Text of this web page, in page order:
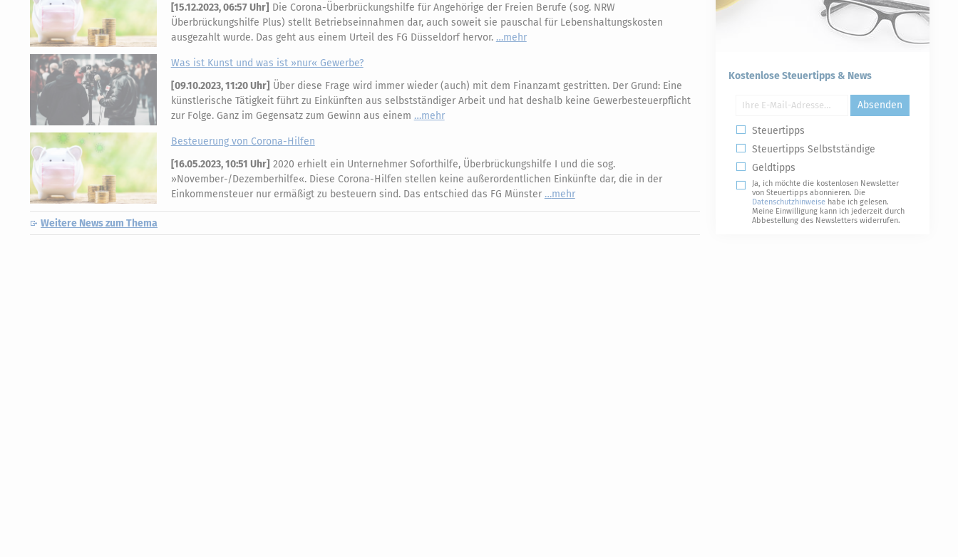
[15.12.2023, 06:57 Uhr] Die Corona-Überbrückungshilfe für Angehörige der Freien Berufe (sog. NRW
Überbrückungshilfe Plus) stellt Betriebseinnahmen dar, auch soweit sie pauschal für Lebenshaltungskosten
ausgezahlt wurde. Das geht aus einem Urteil des FG Düsseldorf hervor.
mehr
Was ist Kunst und was ist »nur« Gewerbe?
[09.10.2023, 11:20 Uhr] Über diese Frage wird immer wieder (auch) mit dem Finanzamt gestritten. Der Grund: Eine
künstlerische Tätigkeit führt zu Einkünften aus selbstständiger Arbeit und hat deshalb keine Gewerbesteuerpflicht
zur Folge. Ganz im Gegensatz zum Gewinn aus einem
mehr
Besteuerung von Corona-Hilfen
[16.05.2023, 10:51 Uhr] 2020 erhielt ein Unternehmer Soforthilfe, Überbrückungshilfe I und die sog.
»November-/Dezemberhilfe«. Diese Corona-Hilfen stellen keine außerordentlichen Einkünfte dar, die in der
Einkommensteuer nur ermäßigt zu besteuern sind. Das entschied das FG Münster
mehr
Weitere News zum Thema
Kostenlose Steuertipps & News
Absenden
Steuertipps
Steuertipps Selbstständige
Geldtipps
Ja, ich möchte die kostenlosen Newsletter
von Steuertipps abonnieren. Die
Datenschutzhinweise habe ich gelesen.
Meine Einwilligung kann ich jederzeit durch
Abbestellung des Newsletters widerrufen.